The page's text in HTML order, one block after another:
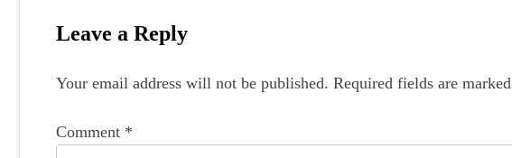
s
a
Leave a Reply
Your email address will not be published. Required fields are marked
Comment *